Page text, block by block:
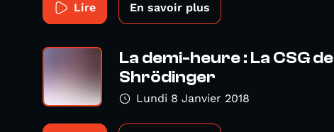
Lire En savoir plus
La demi-heure : La CSG de
Shrödinger
Lundi 8 Janvier 2018